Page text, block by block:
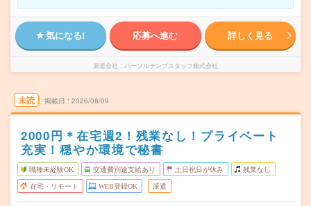
気になる! 応募へ進む 詳しく見る
派遣会社 パーソルテンプスタッフ株式会社
未読 掲載日 2026/08/09
2000円＊在宅週2！残業なし！プライベート
充実！穏やか環境で秘書
職種未経験OK 交通費別途支給あり 土日祝日が休み 残業なし
在宅・リモート WEB登録OK 派遣